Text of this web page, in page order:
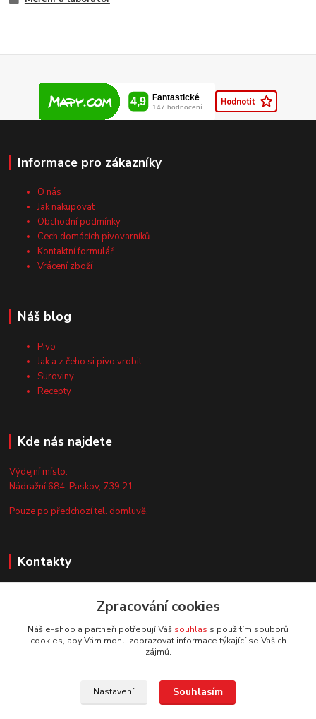
Informace pro zákazníky
O nás
Jak nakupovat
Obchodní podmínky
Cech domácích pivovarníků
Kontaktní formulář
Vrácení zboží
Náš blog
Pivo
Jak a z čeho si pivo vrobit
Suroviny
Recepty
Kde nás najdete
Výdejní místo:
Nádražní 684, Paskov, 739 21
Pouze po předchozí tel. domluvě.
Kontakty
+420 735 044 675
info@vyrobtesipivo.cz
Zpracování cookies
Náš e-shop a partneři potřebují Váš souhlas s použitím souborů
cookies, aby Vám mohli zobrazovat informace týkající se Vašich
zájmů.
Nastavení Souhlasím